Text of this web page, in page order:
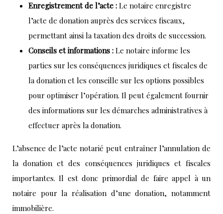
Enregistrement de l’acte : Le notaire enregistre
l’acte de donation auprès des services fiscaux,
permettant ainsi la taxation des droits de succession.
Conseils et informations : Le notaire informe les
parties sur les conséquences juridiques et fiscales de
la donation et les conseille sur les options possibles
pour optimiser l’opération. Il peut également fournir
des informations sur les démarches administratives à
effectuer après la donation.
L’absence de l’acte notarié peut entraîner l’annulation de
la donation et des conséquences juridiques et fiscales
importantes. Il est donc primordial de faire appel à un
notaire pour la réalisation d’une donation, notamment
immobilière.